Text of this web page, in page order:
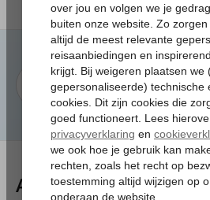
Artikelen